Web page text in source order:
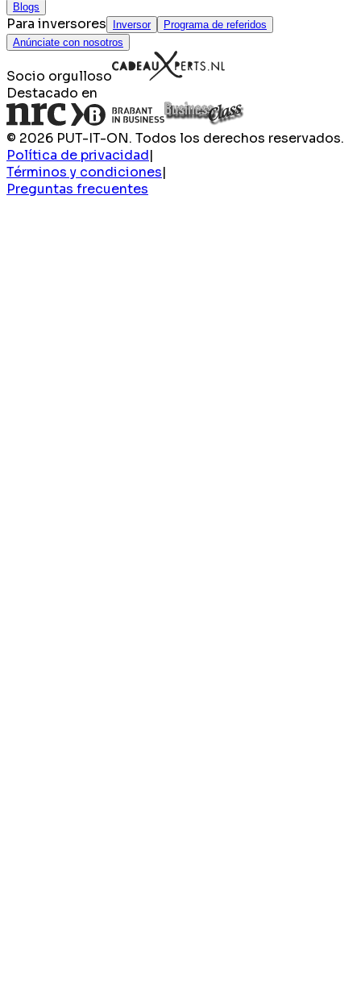
Blogs
Para inversores Inversor
Programa de referidos
Anúnciate con nosotros
Socio orgulloso
Destacado en
© 2026 PUT-IT-ON. Todos los derechos reservados.
Política de privacidad|
Términos y condiciones|
Preguntas frecuentes